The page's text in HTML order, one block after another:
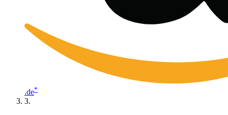
.de*